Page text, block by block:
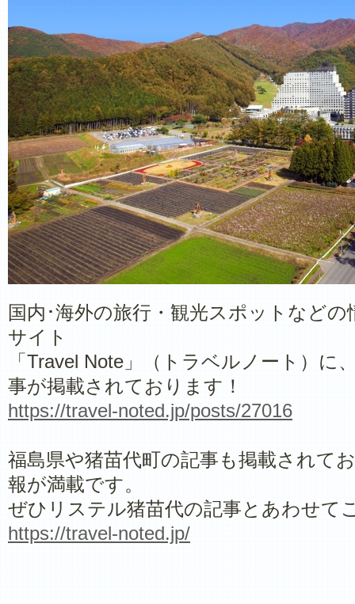
国内･海外の旅行・観光スポットなど
サイト
「Travel Note」（トラベルノート）に
事が掲載されております！
https://travel-noted.jp/posts/27016
福島県や猪苗代町の記事も掲載されて
報が満載です。
ぜひリステル猪苗代の記事とあわせて
https://travel-noted.jp/